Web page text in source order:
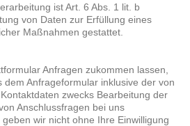
ist Art. 6 Abs. 1 lit. b
von Daten zur Erfüllung eines
Maßnahmen gestattet.
Anfragen zukommen lassen,
dem Anfrageformular inklusive der von
zwecks Bearbeitung der
Anschlussfragen bei uns
wir nicht ohne Ihre Einwilligung